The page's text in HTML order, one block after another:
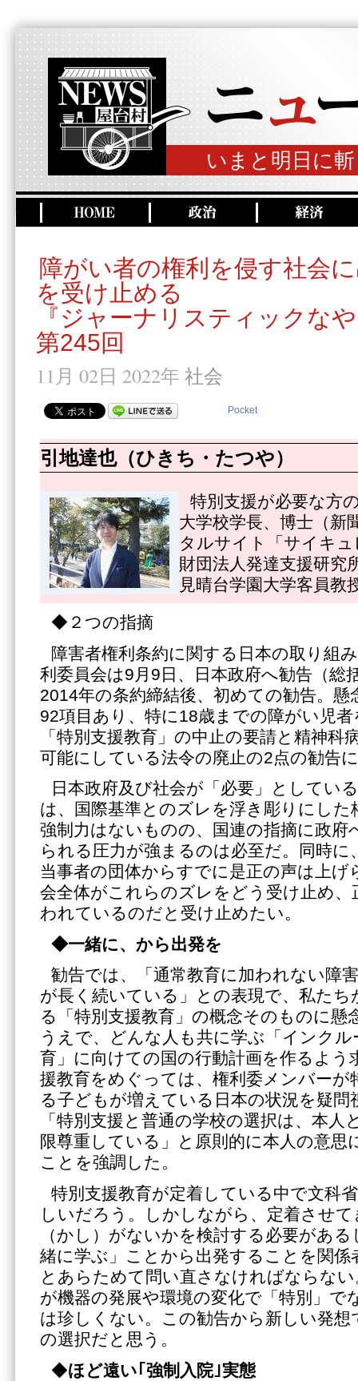
いまと明日に
障がい者の権利を侵す社会
を受け止める
『ジャーナリスティックな
第245回
11月 02日 2022年 社会
Pocket
引地達也（ひきち・たつや）
特別支援が必要な方
大学校学長、博士（新
タルサイト「サイキ
財団法人発達支援研究
見晴台学園大学客員教
◆２つの指摘
障害者権利条約に関する日本の取り組
利委員会は9月9日、日本政府へ勧告（総
2014年の条約締結後、初めての勧告。懸
92項目あり、特に18歳までの障がい児
「特別支援教育」の中止の要請と精神科
可能にしている法令の廃止の2点の勧告
日本政府及び社会が「必要」としてい
は、国際基準とのズレを浮き彫りにした
強制力はないものの、国連の指摘に政府
られる圧力が強まるのは必至だ。同時
当事者の団体からすでに是正の声は上げ
会全体がこれらのズレをどう受け止め
われているのだと受け止めたい。
◆一緒に、から出発を
勧告では、「通常教育に加われない障
が長く続いている」との表現で、私たち
る「特別支援教育」の概念そのものに懸
うえで、どんな人も共に学ぶ「インクル
育」に向けての国の行動計画を作るよう
援教育をめぐっては、権利委メンバーが
る子どもが増えている日本の状況を疑問
「特別支援と普通の学校の選択は、本人
限尊重している」と原則的に本人の意思
ことを強調した。
特別支援教育が定着している中で文科
しいだろう。しかしながら、定着させ
（かし）がないかを検討する必要があ
緒に学ぶ」ことから出発することを関
とあらためて問い直さなければならな
が機器の発展や環境の変化で「特別」で
は珍しくない。この勧告から新しい発
の選択だと思う。
◆ほど遠い｢強制入院｣実態